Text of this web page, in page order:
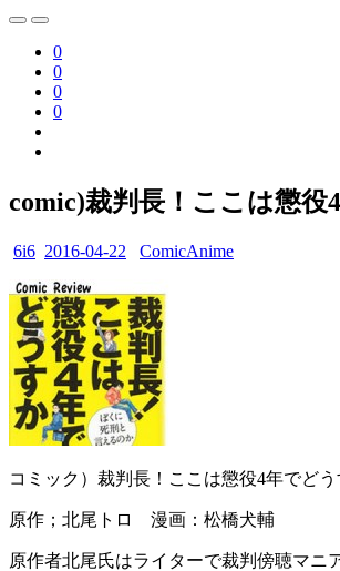
0
0
0
0
comic)裁判長！ここは懲
6i6 2016-04-22 ComicAnime
コミック）裁判長！ここは懲役4年でど
原作；北尾トロ 漫画：松橋犬輔
原作者北尾氏はライターで裁判傍聴マニ